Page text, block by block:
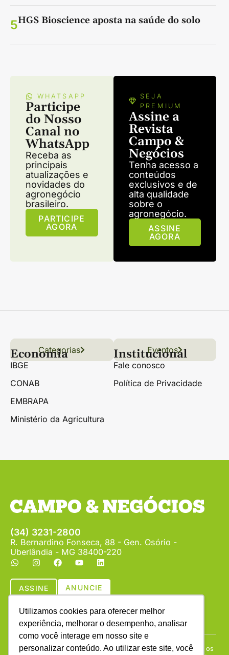
Utilizamos cookies para oferecer melhor
experiência, melhorar o desempenho, analisar
como você interage em nosso site e
personalizar conteúdo. Ao utilizar este site, você
5HGS Bioscience aposta na saúde do solo
WHATSAPP
Participe
do Nosso
Canal no
WhatsApp
Receba as
principais
atualizações e
novidades do
agronegócio
brasileiro.
PARTICIPE
AGORA
SEJA
PREMIUM
Assine a
Revista
Campo &
Negócios
Tenha acesso a
conteúdos
exclusivos e de
alta qualidade
sobre o
agronegócio.
ASSINE
AGORA
Links úteis
Conteúdo Grãos
Florestas Hortifrúti
Categorias Eventos
Economia
IBGE
CONAB
EMBRAPA
Ministério da Agricultura
Institucional
Fale conosco
Política de Privacidade
(34) 3231-2800
R. Bernardino Fonseca, 88 - Gen. Osório -
Uberlândia - MG 38400-220
ASSINE ANUNCIE
Copyright © (1990 - 2026) Revista Campo & Negócios. Todos os